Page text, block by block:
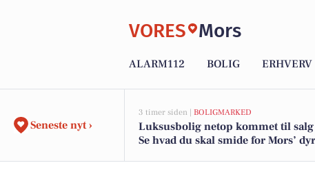
VORES Mors
ALARM112 BOLIG ERHVERV
Seneste nyt ›
3 timer siden | BOLIGMARKED
Luksusbolig netop kommet til
Se hvad du skal smide for Mors’